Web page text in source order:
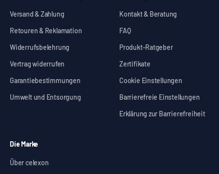
Versand & Zahlung
Retouren & Reklamation
Widerrufsbelehrung
Vertrag widerrufen
Garantiebestimmungen
Umwelt und Entsorgung
Kontakt & Beratung
FAQ
Produkt-Ratgeber
Zertifikate
Cookie Einstellungen
Barrierefreie Einstellungen
Erklärung zur Barrierefreiheit
Die Marke
Über celexon